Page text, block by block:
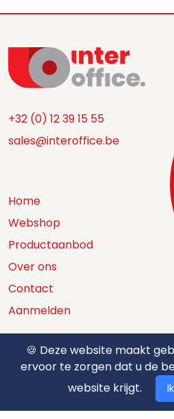
+32 (0) 12 39 15 55
sales@interoffice.be
Home
Webshop
Productaanbod
Over ons
Contact
Aanmelden
Catalogus
Nuttige documenten
Privacy policy
🍪 Deze website maakt
ervoor te zorgen dat u de
website krijgt.